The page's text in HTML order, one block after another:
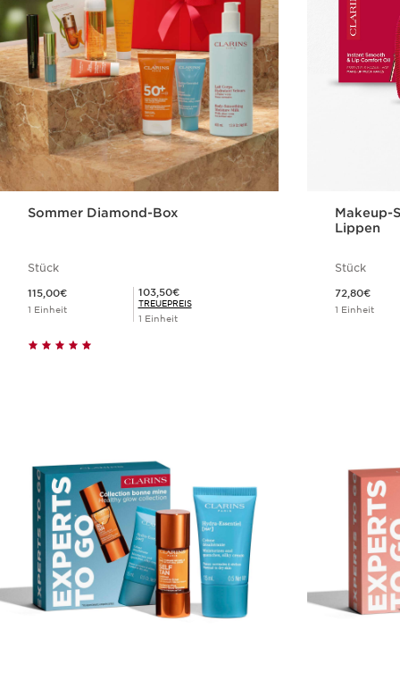
Sommer Diamond-Box
Stück
115,00€
1 Einheit
Mitgliederpreis 103,50€
103,50€
TREUEPREIS
1 Einheit
Makeup-
Lippen
Stück
72,80€
1 Einheit